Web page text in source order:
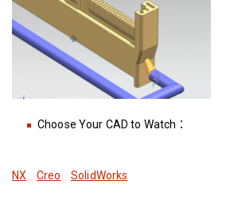
Choose Your CAD to Watch：
NX Creo SolidWorks